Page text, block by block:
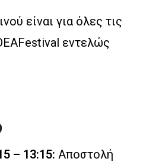
είναι για όλες τις
εντελώς
– 13:15: Αποστολή